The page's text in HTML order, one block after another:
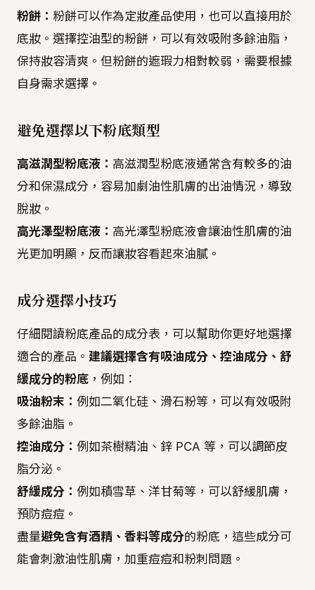
粉餅： 粉餅可以作為定妝產品使用，也可以直接用於
底妝。選擇控油型的粉餅，可以有效吸附多餘油脂，
保持妝容清爽。但粉餅的遮瑕力相對較弱，需要根據
自身需求選擇。
避免選擇以下粉底類型
高滋潤型粉底液： 高滋潤型粉底液通常含有較多的油
分和保濕成分，容易加劇油性肌膚的出油情況，導致
脫妝。
高光澤型粉底液： 高光澤型粉底液會讓油性肌膚的油
光更加明顯，反而讓妝容看起來油膩。
成分選擇小技巧
仔細閱讀粉底產品的成分表，可以幫助你更好地選擇
適合的產品。 建議選擇含有吸油成分、控油成分、舒
緩成分的粉底 ，例如：
吸油粉末： 例如二氧化硅、滑石粉等，可以有效吸附
多餘油脂。
控油成分： 例如茶樹精油、鋅 PCA 等，可以調節皮
脂分泌。
舒緩成分： 例如積雪草、洋甘菊等，可以舒緩肌膚，
預防痘痘。
盡量避免含有酒精、香料等成分的粉底，這些成分可
能會刺激油性肌膚，加重痘痘和粉刺問題。